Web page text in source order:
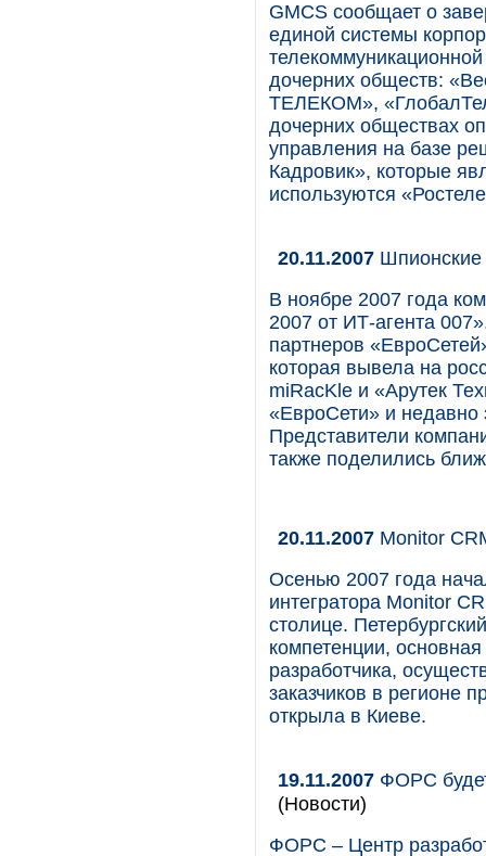
GMCS cообщает о
единой системы
дочерних обществ:
ТЕЛЕКОМ»,
дочерних обществах
управления на базе
Кадровик», которые
используются
20.11.2007 Шпионские
В ноябре 2007 года
2007 от ИТ-агента
партнеров
которая вывела на
miRacKle и «Арутек
«ЕвроСети» и недавно
Представители
также поделились
20.11.2007 Monitor
Осенью 2007 года
интегратора Monitor
столице.
компетенции,
разработчика,
заказчиков в регионе
открыла в Киеве.
19.11.2007 ФОРС
(Новости)
ФОРС – Центр